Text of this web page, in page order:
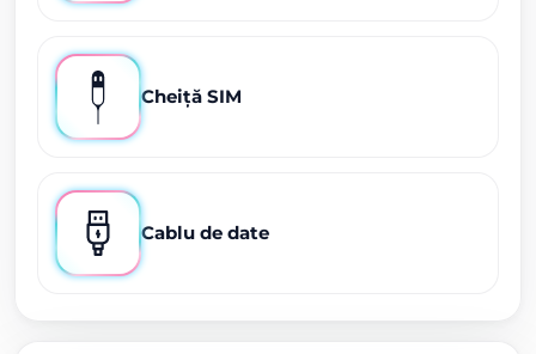
Cheiță SIM
Cablu de date